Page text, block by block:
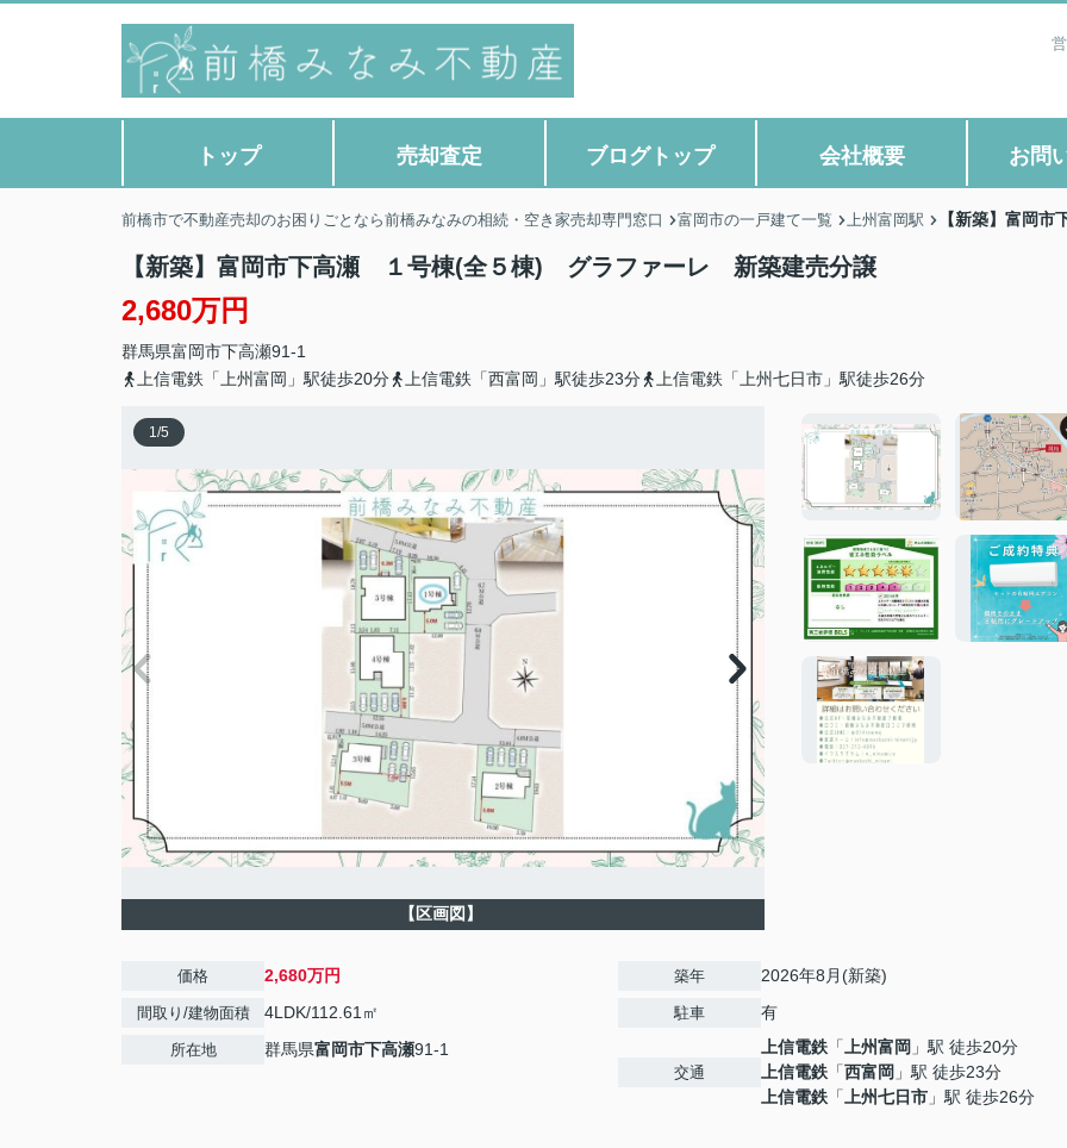
トップ 売却査定 ブログトップ 会社概要 お問
前橋市で不動産売却のお困りごとなら前橋みなみの相続・空き家売却専門窓口 富岡市の一戸建て一覧 上州富岡駅 【新築】富岡
【新築】富岡市下高瀬 １号棟(全５棟) グラファーレ 新築建売分譲
2,680万円
群馬県富岡市下高瀬91-1
上信電鉄「上州富岡」駅徒歩20分
上信電鉄「西富岡」駅徒歩23分 上信電鉄「上州七日市」駅徒歩26分
1/5
【区画図】
価格 2,680万円
間取り/建物面積 4LDK/112.61㎡
所在地 群馬県富岡市下高瀬91-1
築年 2026年8月(新築)
駐車 有
交通
上信電鉄 「 上州富岡 」駅 徒歩20分
上信電鉄 「西富岡 」駅 徒歩23分
上信電鉄 「 上州七日市 」駅 徒歩26分